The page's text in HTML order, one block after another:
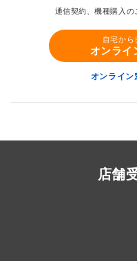
通信契約、機種購入の
自宅から
オンライ
オンライン
店舗